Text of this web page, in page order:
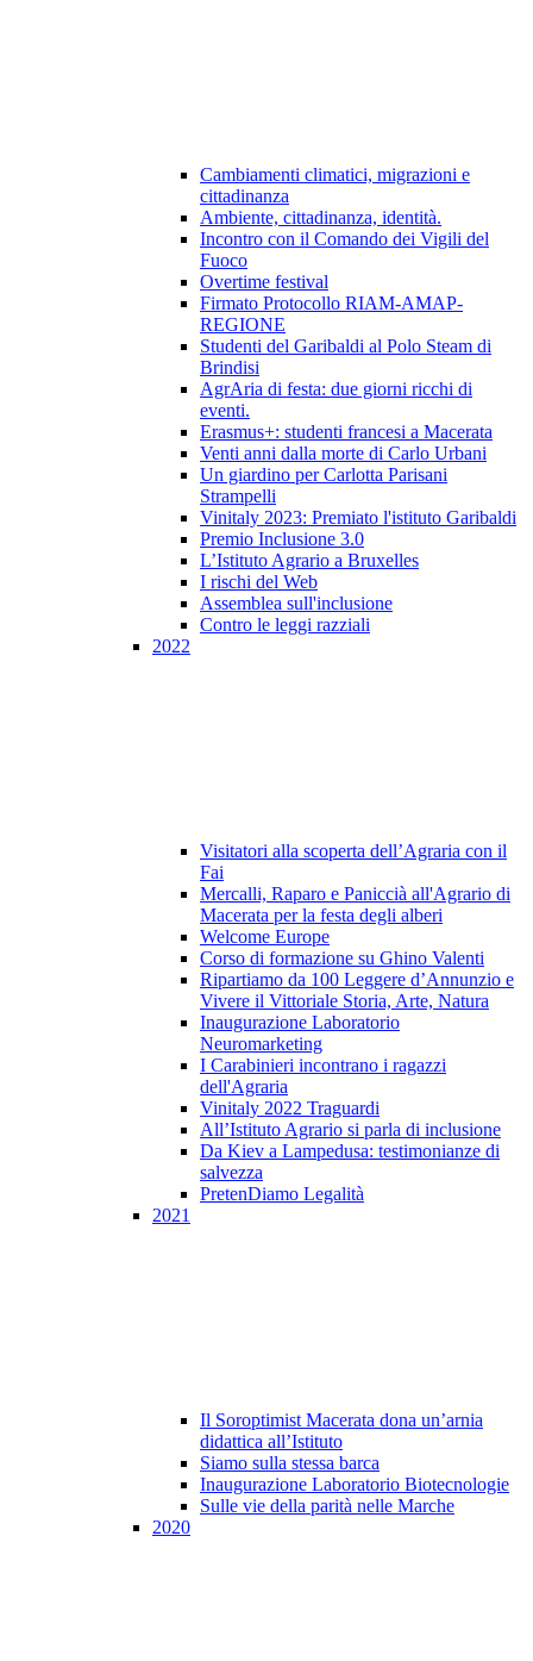
Cambiamenti climatici, migrazioni e
cittadinanza
Ambiente, cittadinanza, identità.
Incontro con il Comando dei Vigili del
Fuoco
Overtime festival
Firmato Protocollo RIAM-AMAP-
REGIONE
Studenti del Garibaldi al Polo Steam di
Brindisi
AgrAria di festa: due giorni ricchi di
eventi.
Erasmus+: studenti francesi a Macerata
Venti anni dalla morte di Carlo Urbani
Un giardino per Carlotta Parisani
Strampelli
Vinitaly 2023: Premiato l'istituto Garibaldi
Premio Inclusione 3.0
L’Istituto Agrario a Bruxelles
I rischi del Web
Assemblea sull'inclusione
Contro le leggi razziali
2022
Visitatori alla scoperta dell’Agraria con il
Fai
Mercalli, Raparo e Paniccià all'Agrario di
Macerata per la festa degli alberi
Welcome Europe
Corso di formazione su Ghino Valenti
Ripartiamo da 100 Leggere d’Annunzio e
Vivere il Vittoriale Storia, Arte, Natura
Inaugurazione Laboratorio
Neuromarketing
I Carabinieri incontrano i ragazzi
dell'Agraria
Vinitaly 2022 Traguardi
All’Istituto Agrario si parla di inclusione
Da Kiev a Lampedusa: testimonianze di
salvezza
PretenDiamo Legalità
2021
Il Soroptimist Macerata dona un’arnia
didattica all’Istituto
Siamo sulla stessa barca
Inaugurazione Laboratorio Biotecnologie
Sulle vie della parità nelle Marche
2020